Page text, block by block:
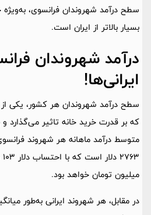
سطح درآمد شهروندان فرانسوی، به‌ویژه
بسیار بالاتر از ایران است.
ایرانی‌ها!
سطح درآمد شهروندان هر کشور، یکی
که بر قدرت خرید خانه تاثیر می‌گذارد
متوسط درآمد ماهانه هر شهروند
میلیون تومان خواهد بود.